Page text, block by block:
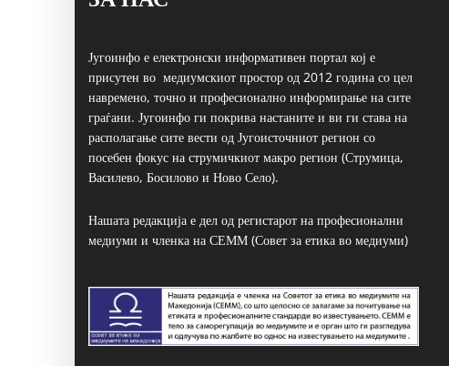
Југоинфо е електронски информативен портал кој е
присутен во медиумскиот простор од 2012 година со цел
навремено, точно и професионално информирање на сите
граѓани. Југоинфо ги покрива настаните и ви ги става на
располагање сите вести од Југоисточниот регион со
посебен фокус на струмичкиот макро регион (Струмица,
Василево, Босилово и Ново Село).
Нашата редакција е дел од регистарот на професионални
медиуми и членка на СЕММ (Совет за етика во медиуми)